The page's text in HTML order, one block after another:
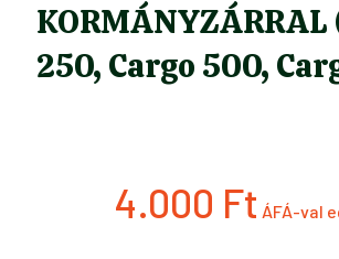
KORMÁNYZÁRRAL
250, Cargo 500,
4.000 Ft